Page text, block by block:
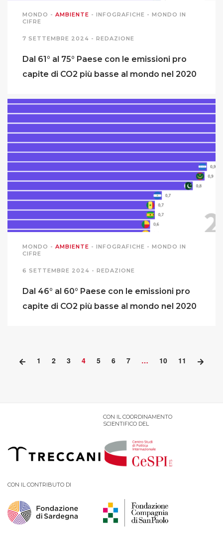
MONDO - AMBIENTE - INFOGRAFICHE - MONDO IN
CIFRE
7 SETTEMBRE 2024 - REDAZIONE
Dal 61° al 75° Paese con le emissioni pro
capite di CO2 più basse al mondo nel 2020
MONDO - AMBIENTE - INFOGRAFICHE - MONDO IN
CIFRE
6 SETTEMBRE 2024 - REDAZIONE
Dal 46° al 60° Paese con le emissioni pro
capite di CO2 più basse al mondo nel 2020
1 2 3 4 5 6 7 … 10 11
CON IL COORDINAMENTO
SCIENTIFICO DEL
CON IL CONTRIBUTO DI